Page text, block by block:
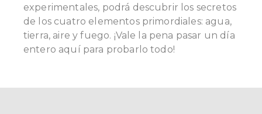
experimentales, podrá descubrir los secretos
de los cuatro elementos primordiales: agua,
tierra, aire y fuego. ¡Vale la pena pasar un día
entero aquí para probarlo todo!